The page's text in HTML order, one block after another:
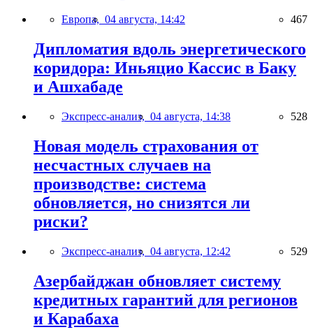
Европа, 04 августа, 14:42 467
Дипломатия вдоль энергетического
коридора: Иньяцио Кассис в Баку
и Ашхабаде
Экспресс-анализ, 04 августа, 14:38 528
Новая модель страхования от
несчастных случаев на
производстве: система
обновляется, но снизятся ли
риски?
Экспресс-анализ, 04 августа, 12:42 529
Азербайджан обновляет систему
кредитных гарантий для регионов
и Карабаха